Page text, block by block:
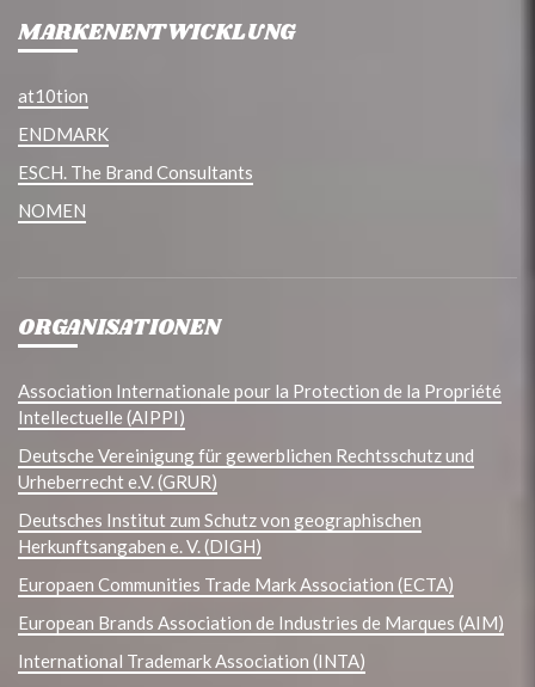
MARKENENTWICKLUNG
at10tion
ENDMARK
ESCH. The Brand Consultants
NOMEN
ORGANISATIONEN
Association Internationale pour la Protection de la Propriété
Intellectuelle (AIPPI)
Deutsche Vereinigung für gewerblichen Rechtsschutz und
Urheberrecht e.V. (GRUR)
Deutsches Institut zum Schutz von geographischen
Herkunftsangaben e. V. (DIGH)
Europaen Communities Trade Mark Association (ECTA)
European Brands Association de Industries de Marques (AIM)
International Trademark Association (INTA)